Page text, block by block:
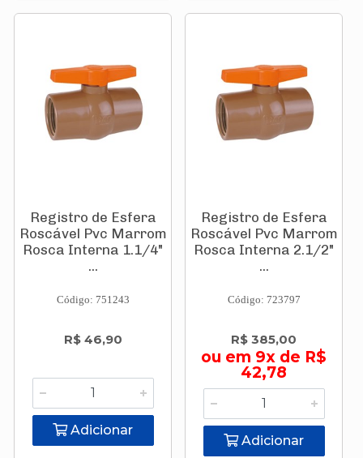
Registro de Esfera
Roscável Pvc Marrom
Rosca Interna 1.1/4"
...
Código: 751243
R$ 46,90
Adicionar
Registro de Esfera
Roscável Pvc Marrom
Rosca Interna 2.1/2"
...
Código: 723797
R$ 385,00
ou em 9x de R$
42,78
Adicionar